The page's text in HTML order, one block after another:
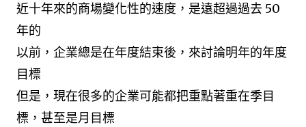
近十年來的商場變化性的速度，是遠超過過去 50
年的
以前，企業總是在年度結束後，來討論明年的年度
目標
但是，現在很多的企業可能都把重點著重在季目
標，甚至是月目標